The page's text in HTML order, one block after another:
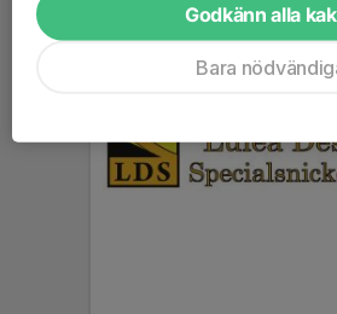
Godkänn alla
Bara